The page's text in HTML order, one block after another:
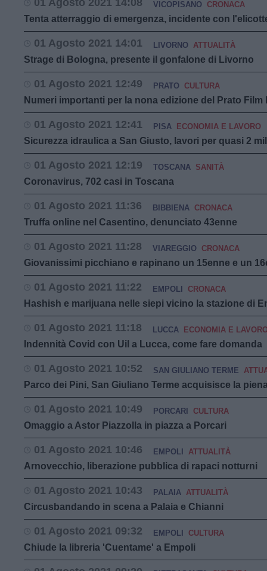
01 Agosto 2021 14:08 VICOPISANO CRONACA
Tenta atterraggio di emergenza, incidente con
01 Agosto 2021 14:01 LIVORNO ATTUALITÀ
Strage di Bologna, presente il gonfalone di Livorno
01 Agosto 2021 12:49 PRATO CULTURA
Numeri importanti per la nona edizione del Prato Film
01 Agosto 2021 12:41 PISA ECONOMIA E LAVORO
Sicurezza idraulica a San Giusto, lavori per quasi 2
01 Agosto 2021 12:19 TOSCANA SANITÀ
Coronavirus, 702 casi in Toscana
01 Agosto 2021 11:36 BIBBIENA CRONACA
Truffa online nel Casentino, denunciato 43enne
01 Agosto 2021 11:28 VIAREGGIO CRONACA
Giovanissimi picchiano e rapinano un 15enne e un
01 Agosto 2021 11:22 EMPOLI CRONACA
Hashish e marijuana nelle siepi vicino la stazione di
01 Agosto 2021 11:18 LUCCA ECONOMIA E
Indennità Covid con Uil a Lucca, come fare domanda
01 Agosto 2021 10:52 SAN GIULIANO TERME
Parco dei Pini, San Giuliano Terme acquisisce la
01 Agosto 2021 10:49 PORCARI CULTURA
Omaggio a Astor Piazzolla in piazza a Porcari
01 Agosto 2021 10:46 EMPOLI ATTUALITÀ
Arnovecchio, liberazione pubblica di rapaci notturni
01 Agosto 2021 10:43 PALAIA ATTUALITÀ
Circusbandando in scena a Palaia e Chianni
01 Agosto 2021 09:32 EMPOLI CULTURA
Chiude la libreria 'Cuentame' a Empoli